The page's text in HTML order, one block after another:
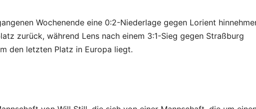
Wochenende eine 0:2-Niederlage gegen Lorient
zurück, während Lens nach einem 3:1-Sieg gegen Straßburg
den letzten Platz in Europa liegt.